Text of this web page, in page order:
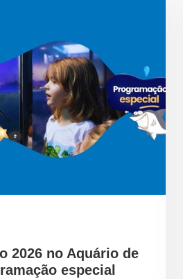
2026 no Aquário de
especial